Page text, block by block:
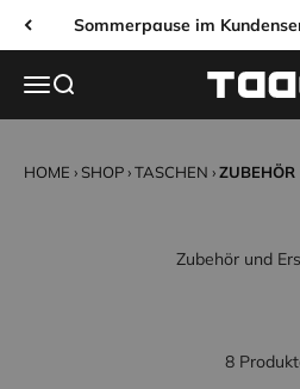
Sommerpause im
Navigationsmenü öffnen
Suche öffnen Taac Sport
HOME › SHOP›TASCHEN ›ZUBEHÖR
8